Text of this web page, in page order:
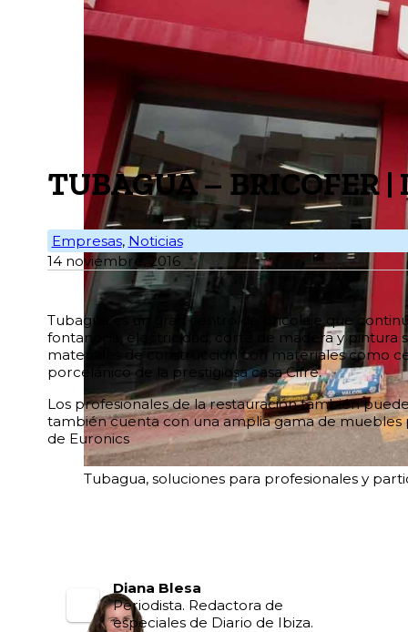
Tubagua, soluciones para profesionales y
TUBAGUA – BRICOFER
Empresas, Noticias
14 noviembre, 2016
Tubagua es un gran centro de bricolaje que
fontanería, electricidad, corte de madera y pintura
materiales de construcción con materiales como
porcelánico de la prestigiosa casa Cifre.
Los profesionales de la restauración también
también cuenta con una amplia gama de
de Euronics
Diana Blesa
Periodista. Redactora de
especiales de Diario de Ibiza.